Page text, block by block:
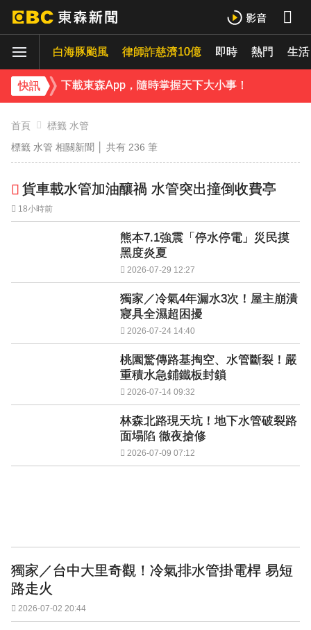
白海豚颱風 律師詐慈濟10億 即時 熱門 生活
快訊
下載東森App，隨時掌握天下大小事！
《理財達人秀》X 安聯投信免費講座報名中！搶先卡位 2027
下載東森App，隨時掌握天下大小事！
首頁
標籤 水管
標籤 水管 相關新聞 │ 共有 236 筆
貨車載水管加油釀禍 水管突出撞倒收費亭
18小時前
熊本7.1強震「停水停電」災民摸
黑度炎夏
2026-07-29 12:27
獨家／冷氣4年漏水3次！屋主崩潰
寢具全濕超困擾
2026-07-24 14:40
桃園驚傳路基掏空、水管斷裂！嚴
重積水急鋪鐵板封鎖
2026-07-14 09:32
林森北路現天坑！地下水管破裂路
面塌陷 徹夜搶修
2026-07-09 07:12
獨家／台中大里奇觀！冷氣排水管掛電桿 易短
路走火
2026-07-02 20:44